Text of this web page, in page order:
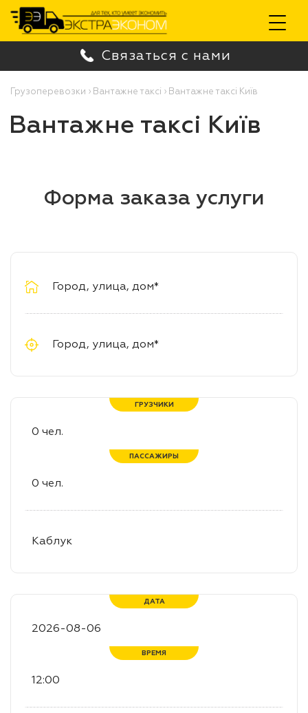
Toggle
navigation
Связаться с нами
Грузоперевозки › Вантажне таксі › Вантажне таксі Київ
Вантажне таксі Київ
Форма заказа услуги
ГРУЗЧИКИ
ПАССАЖИРЫ
ДАТА
ВРЕМЯ